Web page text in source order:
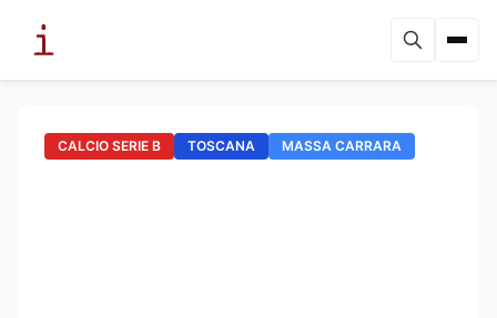
CALCIO SERIE B TOSCANA MASSA CARRARA